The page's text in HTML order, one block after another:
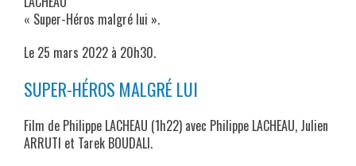
« Super-Héros malgré lui ».
Le 25 mars 2022 à 20h30.
SUPER-HÉROS MALGRÉ LUI
Film de Philippe LACHEAU (1h22) avec Philippe LACHEAU, Julien
ARRUTI et Tarek BOUDALI.